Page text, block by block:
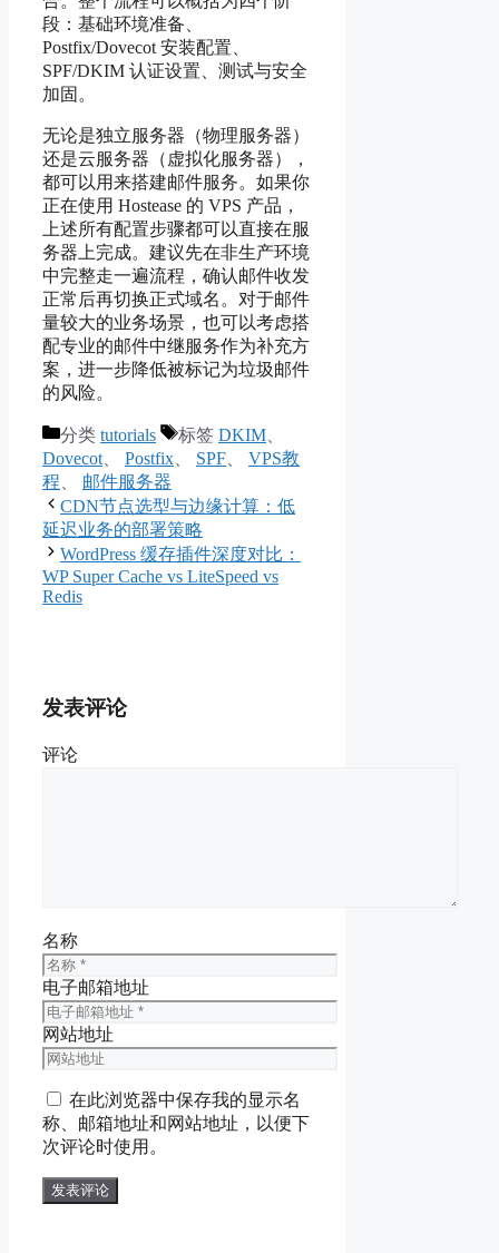
段：基础环境准备、
Postfix/Dovecot 安装配置、
SPF/DKIM 认证设置、测试与安全
加固。
无论是独立服务器（物理服务器）
还是云服务器（虚拟化服务器），
都可以用来搭建邮件服务。如果你
正在使用 Hostease 的 VPS 产品，
上述所有配置步骤都可以直接在服
务器上完成。建议先在非生产环境
中完整走一遍流程，确认邮件收发
正常后再切换正式域名。对于邮件
量较大的业务场景，也可以考虑搭
配专业的邮件中继服务作为补充方
案，进一步降低被标记为垃圾邮件
的风险。
分类 tutorials 标签 DKIM
Dovecot
Postfix SPF
VPS教
程
邮件服务器
CDN节点选型与边缘计算：低
延迟业务的部署策略
WordPress 缓存插件深度对比：
WP Super Cache vs LiteSpeed vs
Redis
发表评论
评论
名称
电子邮箱地址
网站地址
在此浏览器中保存我的显示名
称、邮箱地址和网站地址，以便下
次评论时使用。